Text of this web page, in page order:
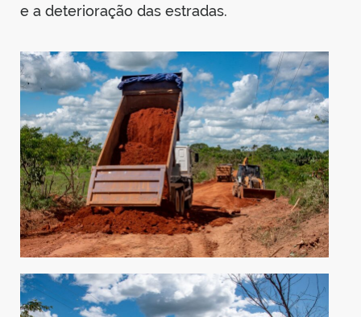
e a deterioração das estradas.